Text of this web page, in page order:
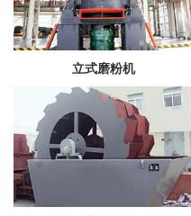
立式磨粉机